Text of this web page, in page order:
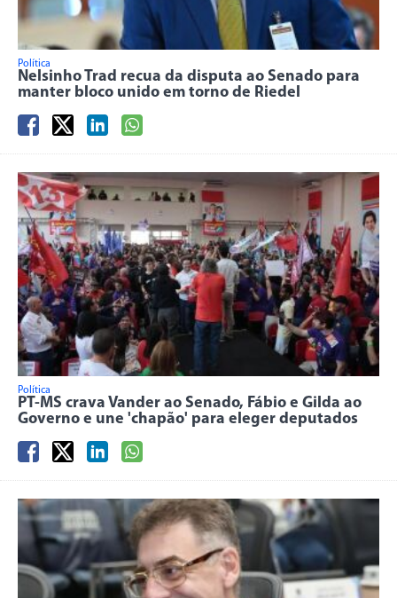
Política
Nelsinho Trad recua da disputa ao Senado para
manter bloco unido em torno de Riedel
Política
PT-MS crava Vander ao Senado, Fábio e Gilda ao
Governo e une 'chapão' para eleger deputados